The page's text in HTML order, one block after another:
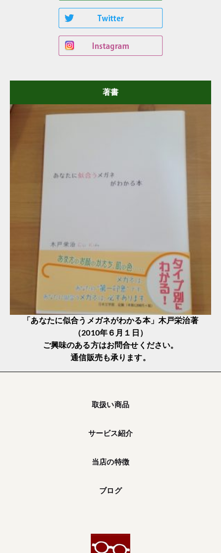
著書
「あなたに似合うメガネがわかる本」木戸栄治著
（2010年６月１日）
ご興味のある方はお問合せください。
通信販売も承ります。
取扱い商品
サービス紹介
当店の特徴
ブログ